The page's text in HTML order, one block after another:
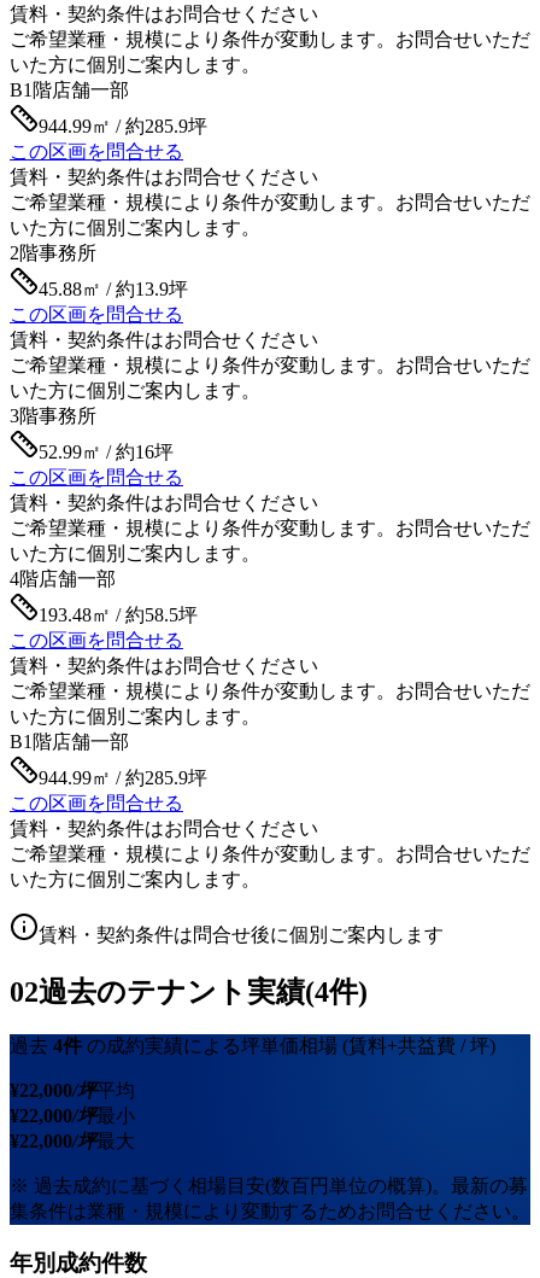
賃料・契約条件はお問合せください
ご希望業種・規模により条件が変動します。お問合せいただ
いた方に個別ご案内します。
B1階店舗一部
944.99㎡ / 約285.9坪
この区画を問合せる
賃料・契約条件はお問合せください
ご希望業種・規模により条件が変動します。お問合せいただ
いた方に個別ご案内します。
2階事務所
45.88㎡ / 約13.9坪
この区画を問合せる
賃料・契約条件はお問合せください
ご希望業種・規模により条件が変動します。お問合せいただ
いた方に個別ご案内します。
3階事務所
52.99㎡ / 約16坪
この区画を問合せる
賃料・契約条件はお問合せください
ご希望業種・規模により条件が変動します。お問合せいただ
いた方に個別ご案内します。
4階店舗一部
193.48㎡ / 約58.5坪
この区画を問合せる
賃料・契約条件はお問合せください
ご希望業種・規模により条件が変動します。お問合せいただ
いた方に個別ご案内します。
B1階店舗一部
944.99㎡ / 約285.9坪
この区画を問合せる
賃料・契約条件はお問合せください
ご希望業種・規模により条件が変動します。お問合せいただ
いた方に個別ご案内します。
賃料・契約条件は問合せ後に個別ご案内します
02過去のテナント実績(4件)
過去 4件 の成約実績による坪単価相場 (賃料+共益費 / 坪)
¥22,000/坪平均
¥22,000/坪最小
¥22,000/坪最大
※ 過去成約に基づく相場目安(数百円単位の概算)。最新の募
集条件は業種・規模により変動するためお問合せください。
年別成約件数